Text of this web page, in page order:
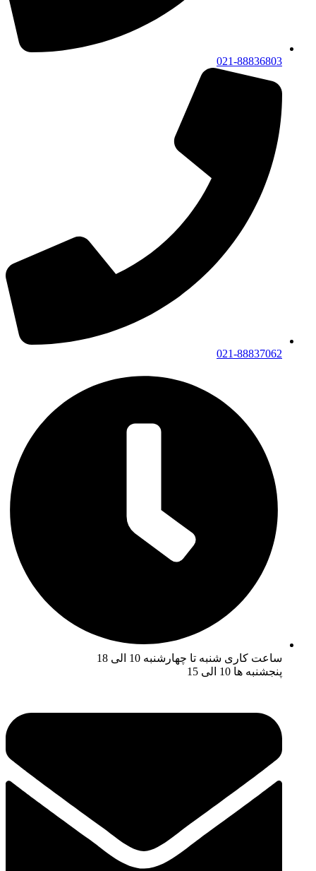
021-88836803
021-88837062
ساعت کاری شنبه تا چهارشنبه 10 الی 18
پنجشنبه ها 10 الی 15